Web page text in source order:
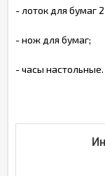
- лоток для бумаг
- нож для бумаг;
- часы настольные.